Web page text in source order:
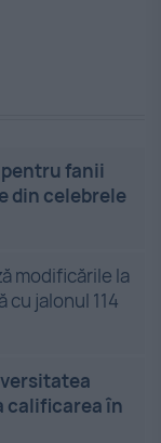
fanii
din celebrele
modificările la
cu jalonul 114
calificarea în